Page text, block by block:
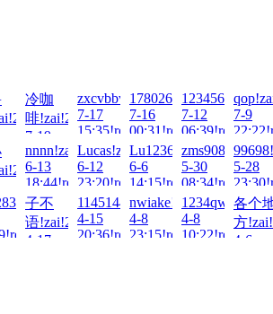
冷咖
啡!zai!2026-
7-19
01:53!read!
zxcvbbvcxz!zai!2026-
7-17
15:35!read!
17802659663!zai!2026-
7-16
00:31!read!
7-12
06:39!read!
7-9
nnnn!zai!2026-
6-13
18:44!read!
Lucas!zai!2026-
6-12
23:20!read!
Lu123654@?!!zai!2026-
6-6
14:15!read!
5-30
08:34!read!
5-28
子不
语!zai!2026-
4-17
11451444!zai!2026-
4-15
20:36!read!
nwiake!zai!2026-
4-8
23:15!read!
4-8
10:22!read!
各个
方
4-6